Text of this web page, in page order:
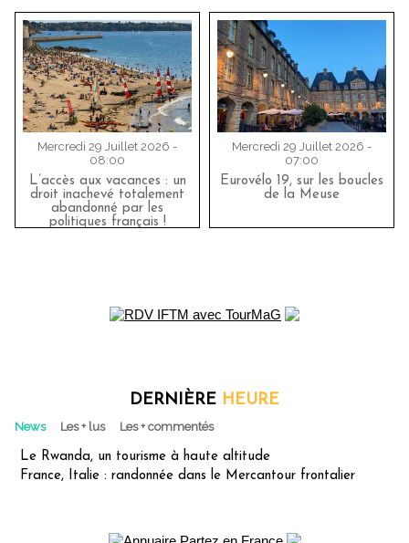
Mercredi 29 Juillet 2026 -
08:00
L’accès aux vacances : un
droit inachevé totalement
abandonné par les
politiques français !
Mercredi 29 Juillet 2026 -
07:00
Eurovélo 19, sur les boucles
de la Meuse
DERNIÈRE HEURE
News Les + lus Les + commentés
Le Rwanda, un tourisme à haute altitude
France, Italie : randonnée dans le Mercantour frontalier